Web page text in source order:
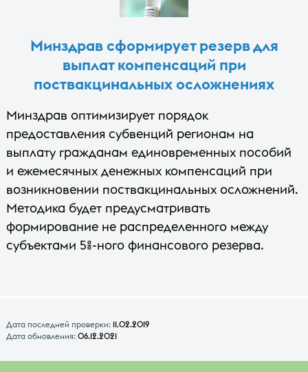
Минздрав сформирует резерв для
выплат компенсаций при
поствакцинальных осложнениях
Минздрав оптимизирует порядок
предоставления субвенций регионам на
выплату гражданам единовременных пособий
и ежемесячных денежных компенсаций при
возникновении поствакцинальных осложнений.
Методика будет предусматривать
формирование не распределенного между
субъектами 5%-ного финансового резерва.
Дата последней проверки: 11.02.2019
Дата обновления: 06.12.2021